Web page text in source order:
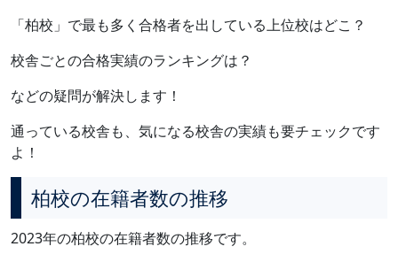
「柏校」で最も多く合格者を出している上位校はどこ？
校舎ごとの合格実績のランキングは？
などの疑問が解決します！
通っている校舎も、気になる校舎の実績も要チェックです
よ！
柏校の在籍者数の推移
2023年の柏校の在籍者数の推移です。